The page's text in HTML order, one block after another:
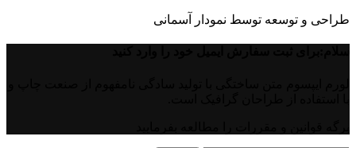
طراحی و توسعه توسط نمودار آسمانی